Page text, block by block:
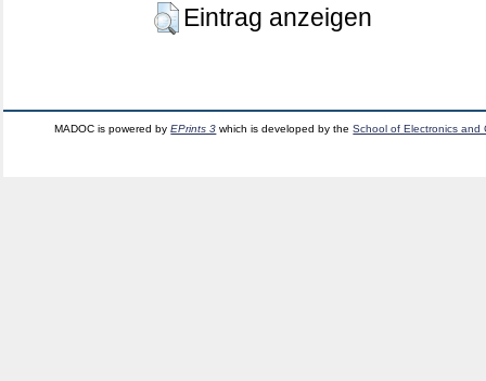
Eintrag anzeigen
MADOC is powered byEPrints 3 which is developed by theSchool of Electronics and